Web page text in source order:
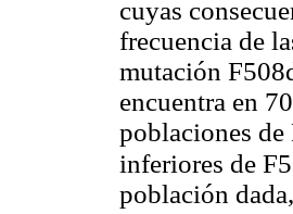
cuyas
frecuencia de
mutación
encuentra en
poblaciones de
inferiores de
población